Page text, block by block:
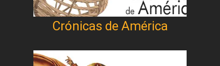
Crónicas de América